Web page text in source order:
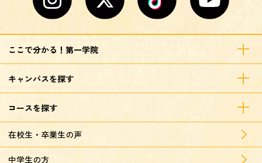
ここで分かる！第一学院
キャンパスを探す
コースを探す
在校生・卒業生の声
中学生の方